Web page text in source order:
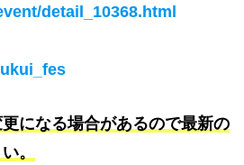
detail_10368.html
になる場合があるので最新の
。